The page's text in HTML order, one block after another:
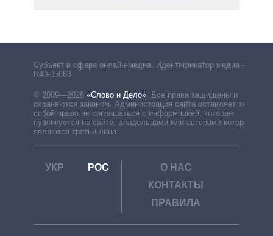
Субъект в сфере онлайн-медиа. Идентификатор медиа –
R40-05063
© 2009—2026 «Слово и Дело»
Все права защищены и
охраняются законом. Администрация сайта оставляет за
собой право не соглашаться с информацией, которая
публикуется на сайте, владельцами или авторами которой
являются третьи лица.
УКР РОС
О НАС
КОНТАКТЫ
ПРАВИЛА